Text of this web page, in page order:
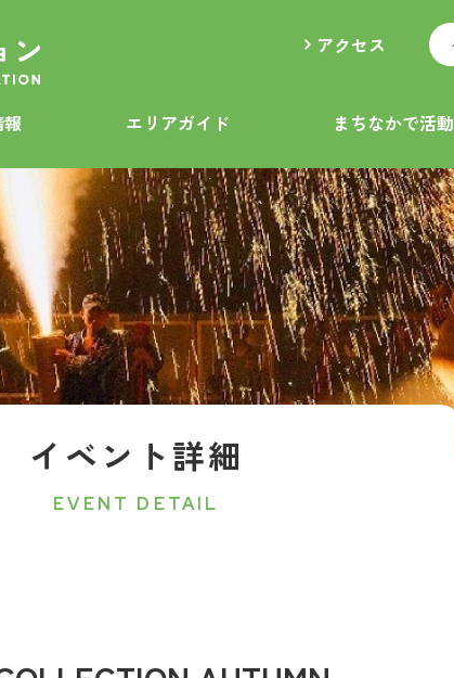
アクセス
報 エリアガイド まちなかで活動
イベント詳細
EVENT DETAIL